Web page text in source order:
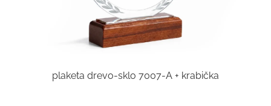
plaketa drevo-sklo 7007-A + krabička